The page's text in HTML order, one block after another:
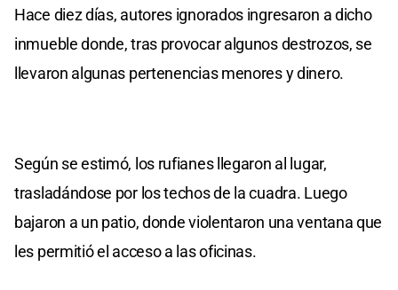
Hace diez días, autores ignorados ingresaron a dicho
inmueble donde, tras provocar algunos destrozos, se
llevaron algunas pertenencias menores y dinero.
Según se estimó, los rufianes llegaron al lugar,
trasladándose por los techos de la cuadra. Luego
bajaron a un patio, donde violentaron una ventana que
les permitió el acceso a las oficinas.